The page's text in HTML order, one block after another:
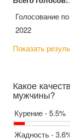
Голосование
2022
Показать
Какое
мужчины?
Курение - 5.5%
Жадность -